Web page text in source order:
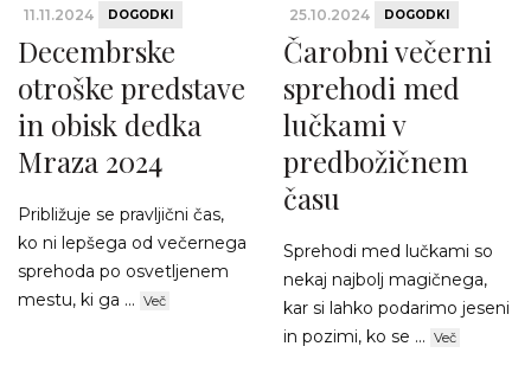
11.11.2024 DOGODKI
Decembrske
otroške predstave
in obisk dedka
Mraza 2024
Približuje se pravljični čas,
ko ni lepšega od večernega
sprehoda po osvetljenem
mestu, ki ga ... Več
25.10.2024 DOGODKI
Čarobni večerni
sprehodi med
lučkami v
predbožičnem
času
Sprehodi med lučkami so
nekaj najbolj magičnega,
kar si lahko podarimo jeseni
in pozimi, ko se ... Več